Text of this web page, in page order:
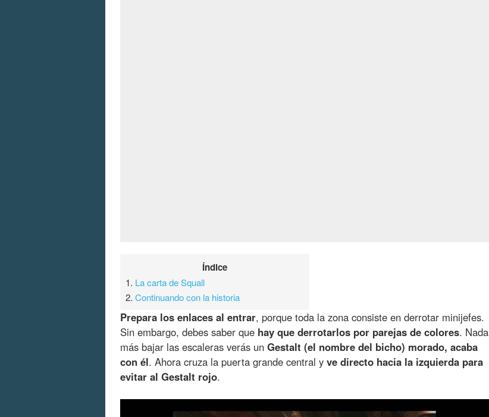
Índice
1. La carta de Squall
2.Continuando con la historia
Prepara los enlaces al entrar, porque toda la zona consiste en derrotar minijefes.
Sin embargo, debes saber que hay que derrotarlos por parejas de colores. Nada
más bajar las escaleras verás un Gestalt (el nombre del bicho) morado, acaba
con él. Ahora cruza la puerta grande central y ve directo hacia la izquierda para
evitar al Gestalt rojo.